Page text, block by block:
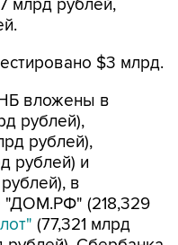
$3 млрд.
вложены в
рублей),
рублей) и
в
(218,329
(77,321 млрд
Сбербанка
(211,52 млрд